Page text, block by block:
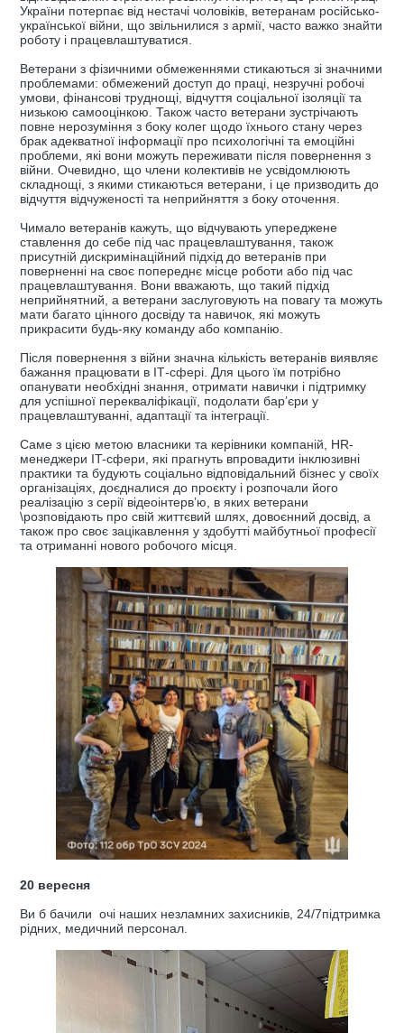
України потерпає від нестачі чоловіків, ветеранам російсько-
української війни, що звільнилися з армії, часто важко знайти
роботу і працевлаштуватися.
Ветерани з фізичними обмеженнями стикаються зі значними
проблемами: обмежений доступ до праці, незручні робочі
умови, фінансові труднощі, відчуття соціальної ізоляції та
низькою самооцінкою. Також часто ветерани зустрічають
повне нерозуміння з боку колег щодо їхнього стану через
брак адекватної інформації про психологічні та емоційні
проблеми, які вони можуть переживати після повернення з
війни. Очевидно, що члени колективів не усвідомлюють
складнощі, з якими стикаються ветерани, і це призводить до
відчуття відчуженості та неприйняття з боку оточення.
Чимало ветеранів кажуть, що відчувають упереджене
ставлення до себе під час працевлаштування, також
присутній дискримінаційний підхід до ветеранів при
поверненні на своє попереднє місце роботи або під час
працевлаштування. Вони вважають, що такий підхід
неприйнятний, а ветерани заслуговують на повагу та можуть
мати багато цінного досвіду та навичок, які можуть
прикрасити будь-яку команду або компанію.
Після повернення з війни значна кількість ветеранів виявляє
бажання працювати в ІТ-сфері. Для цього їм потрібно
опанувати необхідні знання, отримати навички і підтримку
для успішної перекваліфікації, подолати бар’єри у
працевлаштуванні, адаптації та інтеграції.
Саме з цією метою власники та керівники компаній, HR-
менеджери IT-сфери, які прагнуть впровадити інклюзивні
практики та будують соціально відповідальний бізнес у своїх
організаціях, доєдналися до проєкту і розпочали його
реалізацію з серії відеоінтерв’ю, в яких ветерани
\розповідають про свій життєвий шлях, довоєнний досвід, а
також про своє зацікавлення у здобутті майбутньої професії
та отриманні нового робочого місця.
20 вересня
Ви б бачили очі наших незламних захисників, 24/7підтримка
рідних, медичний персонал.